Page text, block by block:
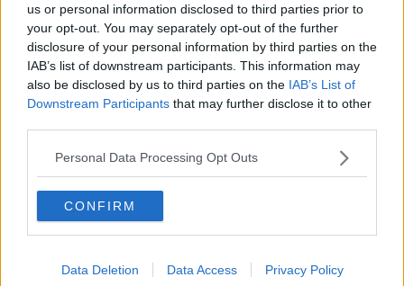
us or personal information disclosed to third parties prior to
your opt-out. You may separately opt-out of the further
disclosure of your personal information by third parties on the
IAB’s list of downstream participants. This information may
also be disclosed by us to third parties on the IAB’s List of
Downstream Participants that may further disclose it to other
Personal Data Processing Opt Outs
CONFIRM
Data Deletion Data Access Privacy Policy
Natura e geotermia, foto da tutto il mondo
Ricordando la dottoressa Edi Fedeli
Una serata per ricordare Albertazzi
L'agricoltura sociale: una risorsa per il territorio
Venerdì al ritmo di jazz al Caffè dei Fornelli
"Novecento" chiude in bellezza il Festival